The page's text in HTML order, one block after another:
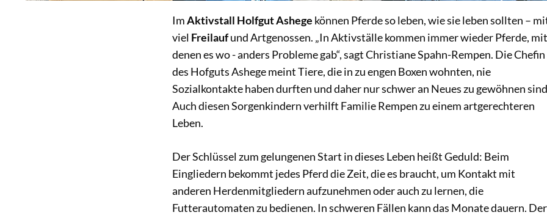
ImAktivstall Holfgut Ashege können Pferde so leben, wie sie leben sollten –
viel Freilaufund Artgenossen. „In Aktivställe kommen immer wieder Pferde, mit
denen es wo - anders Probleme gab“, sagt Christiane Spahn-Rempen. Die Chefin
des Hofguts Ashege meint Tiere, die in zu engen Boxen wohnten, nie
Sozialkontakte haben durften und daher nur schwer an Neues zu gewöhnen
Auch diesen Sorgenkindern verhilft Familie Rempen zu einem artgerechteren
Leben.
Der Schlüssel zum gelungenen Start in dieses Leben heißt Geduld: Beim
Eingliedern bekommt jedes Pferd die Zeit, die es braucht, um Kontakt mit
anderen Herdenmitgliedern aufzunehmen oder auch zu lernen, die
Futterautomaten zu bedienen. In schweren Fällen kann das Monate dauern. Der